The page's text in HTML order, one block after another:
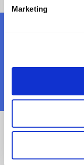
Marketing
Wo
Die HPV-